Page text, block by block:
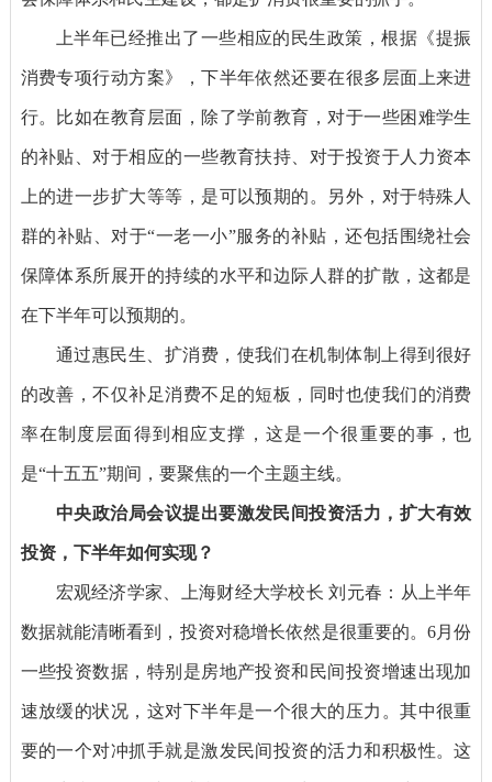
上半年已经推出了一些相应的民生政策，根据《提振
消费专项行动方案》，下半年依然还要在很多层面上来进
行。比如在教育层面，除了学前教育，对于一些困难学生
的补贴、对于相应的一些教育扶持、对于投资于人力资本
上的进一步扩大等等，是可以预期的。另外，对于特殊人
群的补贴、对于“一老一小”服务的补贴，还包括围绕社会
保障体系所展开的持续的水平和边际人群的扩散，这都是
在下半年可以预期的。
通过惠民生、扩消费，使我们在机制体制上得到很好
的改善，不仅补足消费不足的短板，同时也使我们的消费
率在制度层面得到相应支撑，这是一个很重要的事，也
是“十五五”期间，要聚焦的一个主题主线。
中央政治局会议提出要激发民间投资活力，扩大有效
投资，下半年如何实现？
宏观经济学家、上海财经大学校长 刘元春： 从上半年
数据就能清晰看到，投资对稳增长依然是很重要的。6月份
一些投资数据，特别是房地产投资和民间投资增速出现加
速放缓的状况，这对下半年是一个很大的压力。其中很重
要的一个对冲抓手就是激发民间投资的活力和积极性。这